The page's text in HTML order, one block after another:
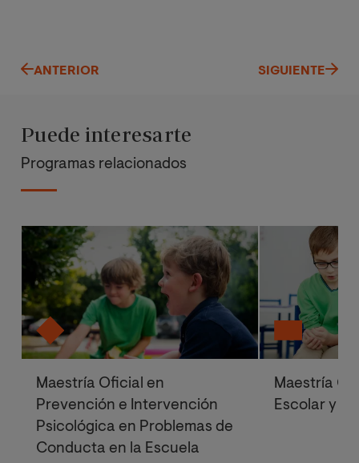
ANTERIOR SIGUIENTE
Puede interesarte
Programas relacionados
Maestría Oficial en
Prevención e Intervención
Psicológica en Problemas de
Conducta en la Escuela
Maestría
Escolar y